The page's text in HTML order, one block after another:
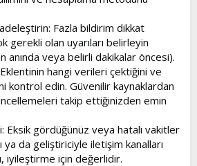
Fazla bildirim dikkat
gerekli olan uyarıları belirleyin
anında veya belirli dakikalar öncesi).
hangi verileri çektiğini ve
kontrol edin. Güvenilir kaynaklardan
takip ettiğinizden emin
Eksik gördüğünüz veya hatalı vakitler
ya da geliştiriciyle iletişim kanalları
iyileştirme için değerlidir.